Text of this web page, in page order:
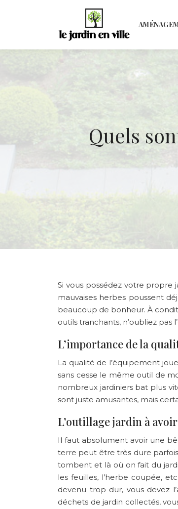
Quels
Si vous possédez votre propre
mauvaises herbes poussent
beaucoup de bonheur. À
outils tranchants, n’oubliez pas l’
L’importance de la
La qualité de l’équipement
sans cesse le même outil de
nombreux jardiniers bat plus
sont juste amusantes, mais
L’outillage jardin à
Il faut absolument avoir une
terre peut être très dure
tombent et là où on fait du
les feuilles, l’herbe coupée,
devenu trop dur, vous devez
déchets de jardin collectés,